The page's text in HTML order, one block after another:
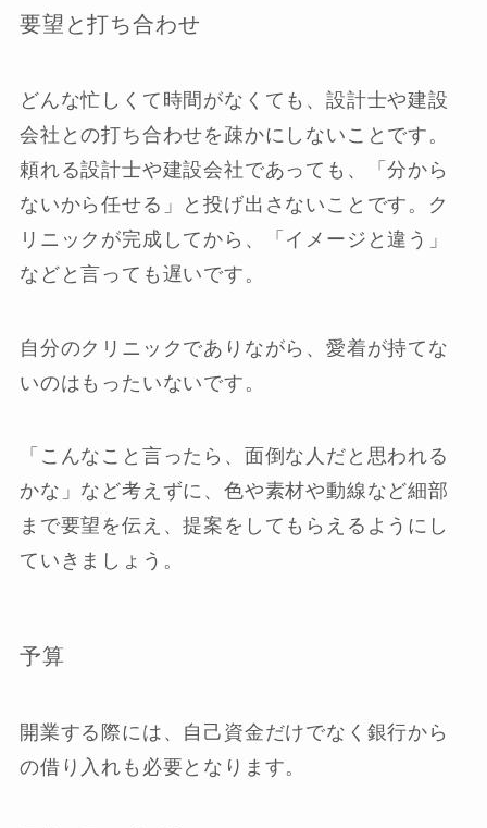
要望と打ち合わせ
どんな忙しくて時間がなくても、設計士や建設
会社との打ち合わせを疎かにしないことです。
頼れる設計士や建設会社であっても、「分から
ないから任せる」と投げ出さないことです。 ク
リニックが完成してから、「イメージと違う」
などと言っても遅いです。
自分のクリニックでありながら、愛着が持てな
いのはもったいないです。
「こんなこと言ったら、面倒な人だと思われる
かな」など考えずに、色や素材や動線など細部
まで要望を伝え、提案をしてもらえるようにし
ていきましょう。
予算
開業する際には、自己資金だけでなく銀行から
の借り入れも必要となります。